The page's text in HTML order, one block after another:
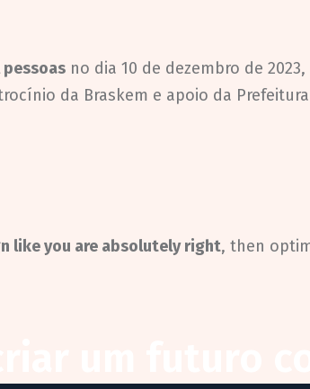
no dia 10 de dezembro de
da Braskem e apoio da
like you are absolutely right, then